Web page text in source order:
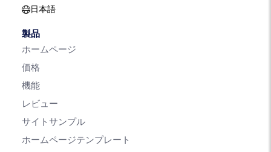
日本語
製品
ホームページ
価格
機能
レビュー
サイトサンプル
ホームページテンプレート